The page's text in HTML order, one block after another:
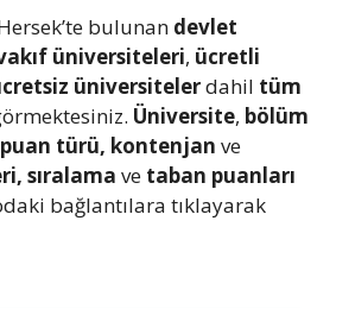
bulunan devlet
üniversiteleri, ücretli
üniversitelerdahil tüm
Üniversite, bölüm
türü, kontenjan ve
sıralama ve taban puanları
bağlantılara tıklayarak